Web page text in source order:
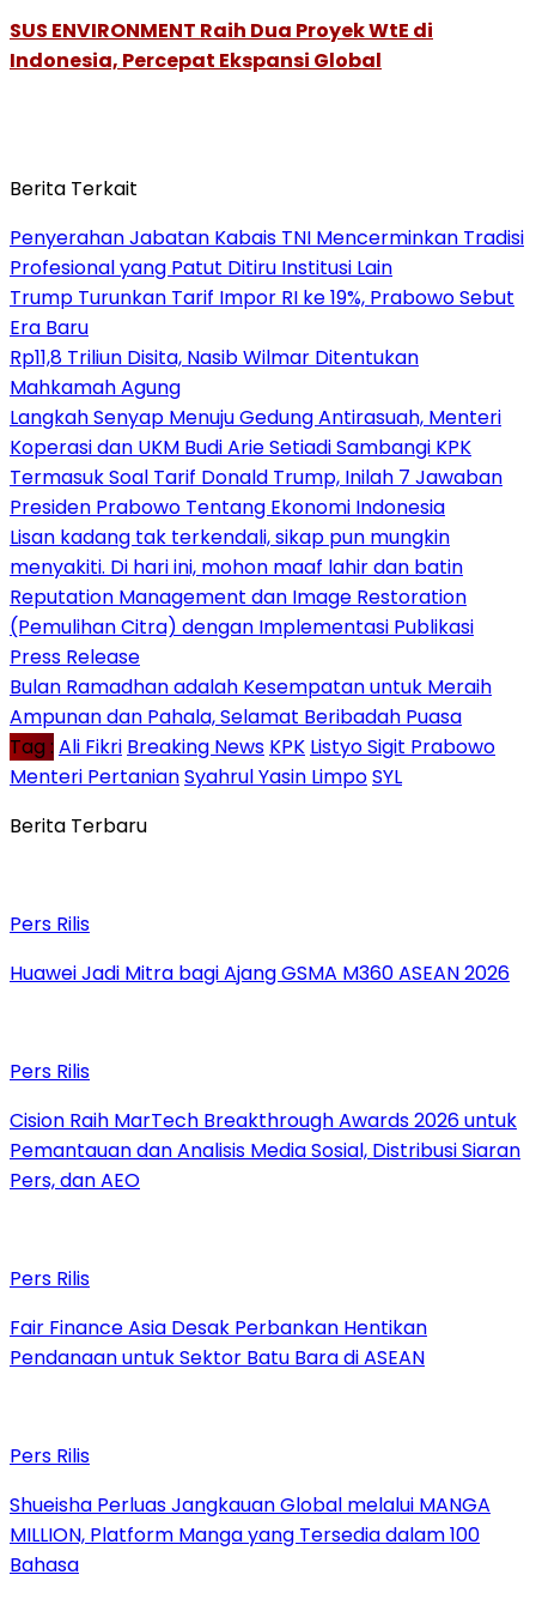
SUS ENVIRONMENT Raih Dua Proyek WtE di
Indonesia, Percepat Ekspansi Global
Berita Terkait
Penyerahan Jabatan Kabais TNI Mencerminkan Tradisi
Profesional yang Patut Ditiru Institusi Lain
Trump Turunkan Tarif Impor RI ke 19%, Prabowo Sebut
Era Baru
Rp11,8 Triliun Disita, Nasib Wilmar Ditentukan
Mahkamah Agung
Langkah Senyap Menuju Gedung Antirasuah, Menteri
Koperasi dan UKM Budi Arie Setiadi Sambangi KPK
Termasuk Soal Tarif Donald Trump, Inilah 7 Jawaban
Presiden Prabowo Tentang Ekonomi Indonesia
Lisan kadang tak terkendali, sikap pun mungkin
menyakiti. Di hari ini, mohon maaf lahir dan batin
Reputation Management dan Image Restoration
(Pemulihan Citra) dengan Implementasi Publikasi
Press Release
Bulan Ramadhan adalah Kesempatan untuk Meraih
Ampunan dan Pahala, Selamat Beribadah Puasa
Tag : Ali Fikri Breaking News KPK Listyo Sigit Prabowo
Menteri PertanianSyahrul Yasin LimpoSYL
Berita Terbaru
Pers Rilis
Huawei Jadi Mitra bagi Ajang GSMA M360 ASEAN 2026
Pers Rilis
Cision Raih MarTech Breakthrough Awards 2026 untuk
Pemantauan dan Analisis Media Sosial, Distribusi Siaran
Pers, dan AEO
Pers Rilis
Fair Finance Asia Desak Perbankan Hentikan
Pendanaan untuk Sektor Batu Bara di ASEAN
Pers Rilis
Shueisha Perluas Jangkauan Global melalui MANGA
MILLION, Platform Manga yang Tersedia dalam 100
Bahasa